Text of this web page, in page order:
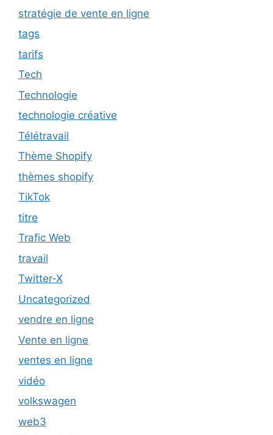
stratégie de vente en ligne
tags
tarifs
Tech
Technologie
technologie créative
Télétravail
Thème Shopify
thèmes shopify
TikTok
titre
Trafic Web
travail
Twitter-X
Uncategorized
vendre en ligne
Vente en ligne
ventes en ligne
vidéo
volkswagen
web3